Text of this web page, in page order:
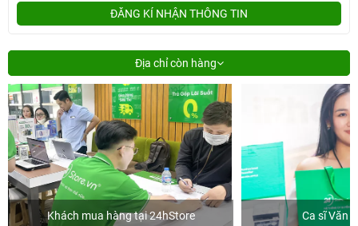
ĐĂNG KÍ NHẬN THÔNG TIN
Địa chỉ còn hàng
Khách mua hàng tại 24hStore Ca sĩ Văn